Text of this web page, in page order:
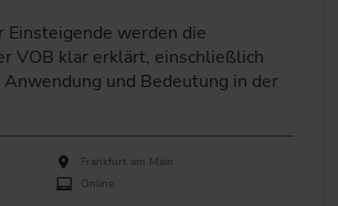
Einsteigende werden die
VOB klar erklärt, einschließlich
und Bedeutung in der
VeranstaltungsortFrankfurt am Main
Online